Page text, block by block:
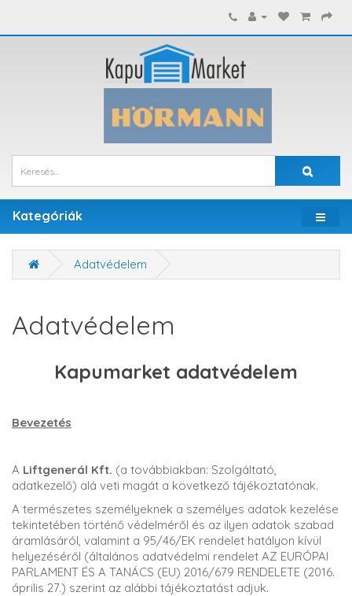
Kategóriák
Adatvédelem
Adatvédelem
Kapumarket adatvédelem
Bevezetés
A Liftgenerál Kft. (a továbbiakban: Szolgáltató,
adatkezelő) alá veti magát a következő tájékoztatónak.
A természetes személyeknek a személyes adatok kezelése
tekintetében történő védelméről és az ilyen adatok szabad
áramlásáról, valamint a 95/46/EK rendelet hatályon kívül
helyezéséről (általános adatvédelmi rendelet AZ EURÓPAI
PARLAMENT ÉS A TANÁCS (EU) 2016/679 RENDELETE (2016.
április 27.) szerint az alábbi tájékoztatást adjuk.